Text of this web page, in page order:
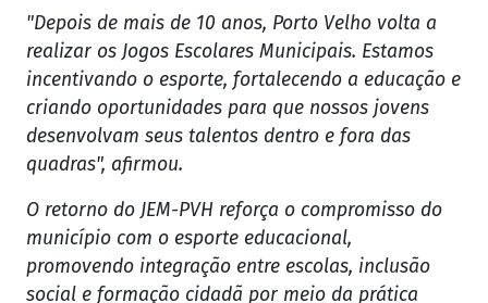
"Depois de mais de 10 anos, Porto Velho volta a
realizar os Jogos Escolares Municipais. Estamos
incentivando o esporte, fortalecendo a educação e
criando oportunidades para que nossos jovens
desenvolvam seus talentos dentro e fora das
quadras", afirmou.
O retorno do JEM-PVH reforça o compromisso do
município com o esporte educacional,
promovendo integração entre escolas, inclusão
social e formação cidadã por meio da prática